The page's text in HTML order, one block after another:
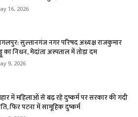
16, 2026
सुल्तानगंज नगर परिषद अध्यक्ष राजकुमार
का निधन, मेदांता अस्पताल में तोड़ा दम
9, 2026
में महिलाओं से बढ़ रहे दुष्कर्म पर सरकार की गंदी
फिर पटना में सामूहिक दुष्कर्म